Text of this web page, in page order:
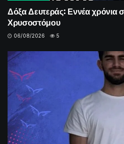
Δόξα Δευτεράς: Εννέα χρόνια
Χρυσοστόμου
06/08/2026 5